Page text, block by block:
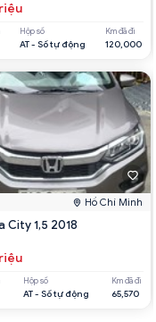
Hộp số
AT - Số tự động
Km đã đi
120,000
Hồ Chí Minh
City 1,5 2018
Hộp số
AT - Số tự động
Km đã đi
65,570